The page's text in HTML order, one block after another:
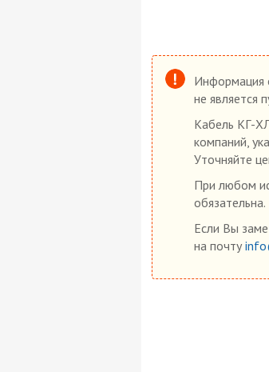
Информация
не является
Кабель КГ-
компаний,
Уточняйте
При любом
обязательна.
Если Вы
на почту